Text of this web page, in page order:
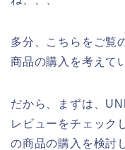
多分、こちらをご覧
商品の購入を考えて
だから、まずは、
レビューをチェック
の商品の購入を検討